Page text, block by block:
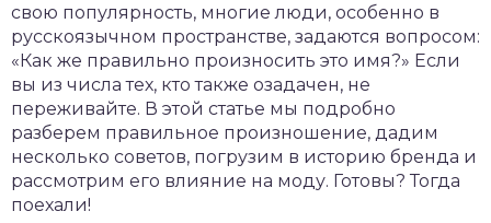
свою популярность, многие люди, особенно в
русскоязычном пространстве, задаются вопросом:
«Как же правильно произносить это имя?» Если
вы из числа тех, кто также озадачен, не
переживайте. В этой статье мы подробно
разберем правильное произношение, дадим
несколько советов, погрузим в историю бренда и
рассмотрим его влияние на моду. Готовы? Тогда
поехали!